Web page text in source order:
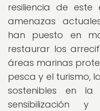
resiliencia de
amenazas
han puesto en
restaurar los
áreas marinas
pesca y el turismo,
sostenibles en
sensibilización